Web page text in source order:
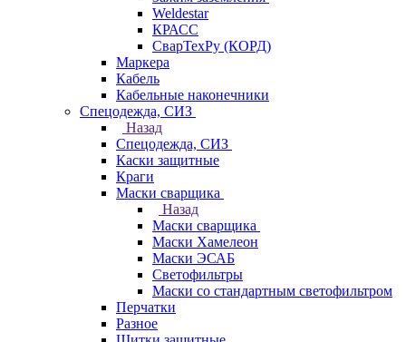
Weldestar
КРАСС
СварТехРу (КОРД)
Маркера
Кабель
Кабельные наконечники
Спецодежда, СИЗ
Назад
Спецодежда, СИЗ
Каски защитные
Краги
Маски сварщика
Назад
Маски сварщика
Маски Хамелеон
Маски ЭСАБ
Светофильтры
Маски со стандартным светофильтром
Перчатки
Разное